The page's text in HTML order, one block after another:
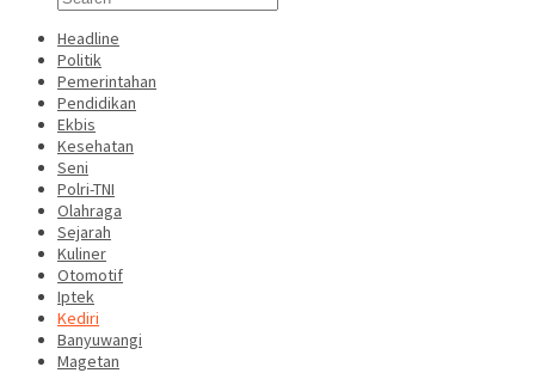
Headline
Politik
Pemerintahan
Pendidikan
Ekbis
Kesehatan
Seni
Polri-TNI
Olahraga
Sejarah
Kuliner
Otomotif
Iptek
Kediri
Banyuwangi
Magetan